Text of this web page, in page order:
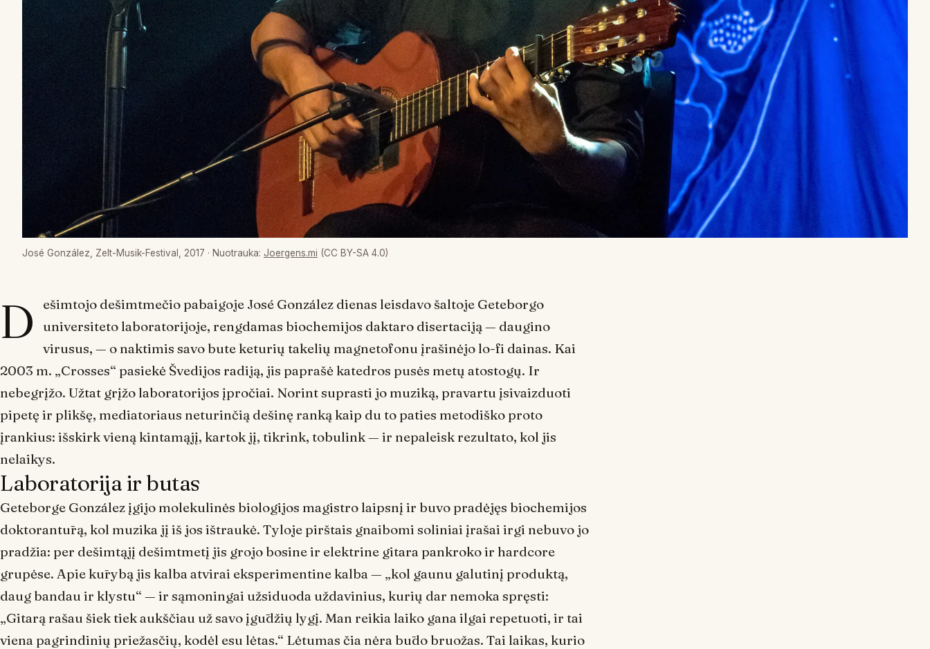
José González, Zelt-Musik-Festival, 2017 · Nuotrauka: Joergens.mi (CC BY-SA 4.0)
D
ešimtojo dešimtmečio pabaigoje José González dienas leisdavo šaltoje Geteborgo
universiteto laboratorijoje, rengdamas biochemijos daktaro disertaciją — daugino
virusus, — o naktimis savo bute keturių takelių magnetofonu įrašinėjo lo-fi dainas. Kai
2003 m. „Crosses“ pasiekė Švedijos radiją, jis paprašė katedros pusės metų atostogų. Ir
nebegrįžo. Užtat grįžo laboratorijos įpročiai. Norint suprasti jo muziką, pravartu įsivaizduoti
pipetę ir plikšę, mediatoriaus neturinčią dešinę ranką kaip du to paties metodiško proto
įrankius: išskirk vieną kintamąjį, kartok jį, tikrink, tobulink — ir nepaleisk rezultato, kol jis
nelaikys.
Laboratorija ir butas
Geteborge González įgijo molekulinės biologijos magistro laipsnį ir buvo pradėjęs biochemijos
doktorantūrą, kol muzika jį iš jos ištraukė. Tyloje pirštais gnaibomi soliniai įrašai irgi nebuvo jo
pradžia: per dešimtąjį dešimtmetį jis grojo bosine ir elektrine gitara pankroko ir hardcore
grupėse. Apie kūrybą jis kalba atvirai eksperimentine kalba — „kol gaunu galutinį produktą,
daug bandau ir klystu“ — ir sąmoningai užsiduoda uždavinius, kurių dar nemoka spręsti:
„Gitarą rašau šiek tiek aukščiau už savo įgūdžių lygį. Man reikia laiko gana ilgai repetuoti, ir tai
viena pagrindinių priežasčių, kodėl esu lėtas.“ Lėtumas čia nėra būdo bruožas. Tai laikas, kurio